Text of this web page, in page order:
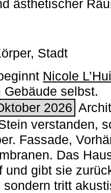
ästhetischer
Stadt
Nicole
Gebäude selbst.
2026
verstanden,
Fassade,
Das
und gibt sie
tritt